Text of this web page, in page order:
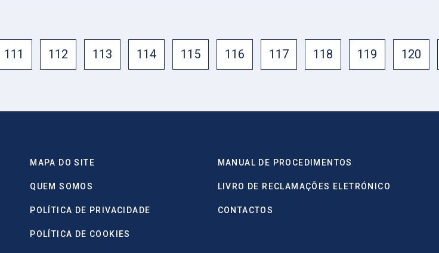
111 112 113 114 115 116 117 118 119 120
MAPA DO SITE MANUAL DE PROCEDIMENTOS
QUEM SOMOS LIVRO DE RECLAMAÇÕES ELETRÓNICO
POLÍTICA DE PRIVACIDADE CONTACTOS
POLÍTICA DE COOKIES